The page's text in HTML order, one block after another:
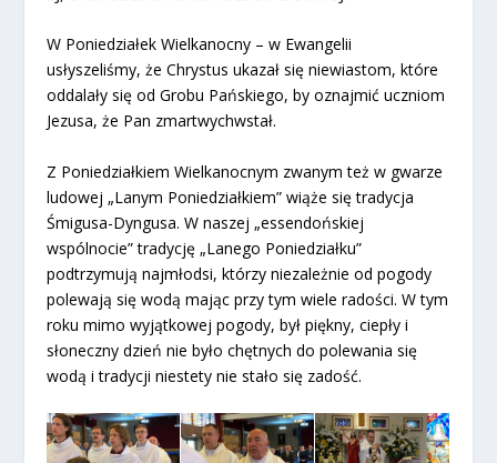
W Poniedziałek Wielkanocny – w Ewangelii
usłyszeliśmy, że Chrystus ukazał się niewiastom, które
oddalały się od Grobu Pańskiego, by oznajmić uczniom
Jezusa, że Pan zmartwychwstał.
Z Poniedziałkiem Wielkanocnym zwanym też w gwarze
ludowej „Lanym Poniedziałkiem” wiąże się tradycja
Śmigusa-Dyngusa. W naszej „essendońskiej
wspólnocie” tradycję „Lanego Poniedziałku”
podtrzymują najmłodsi, którzy niezależnie od pogody
polewają się wodą mając przy tym wiele radości. W tym
roku mimo wyjątkowej pogody, był piękny, ciepły i
słoneczny dzień nie było chętnych do polewania się
wodą i tradycji niestety nie stało się zadość.